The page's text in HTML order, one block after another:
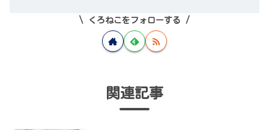
くろねこをフォローする
関連記事